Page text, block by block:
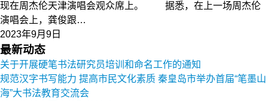
现在周杰伦天津演唱会观众席上。 据悉，在上一场周杰伦
演唱会上，龚俊跟…
2023年9月9日
最新动态
关于开展硬笔书法研究员培训和命名工作的通知
规范汉字书写能力 提高市民文化素质 秦皇岛市举办首届“笔墨山
海”大书法教育交流会